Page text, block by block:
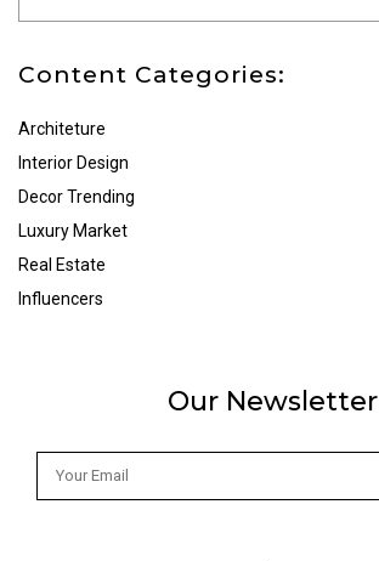
Content Categories:
Architeture
Interior Design
Decor Trending
Luxury Market
Real Estate
Influencers
Our Newsletter